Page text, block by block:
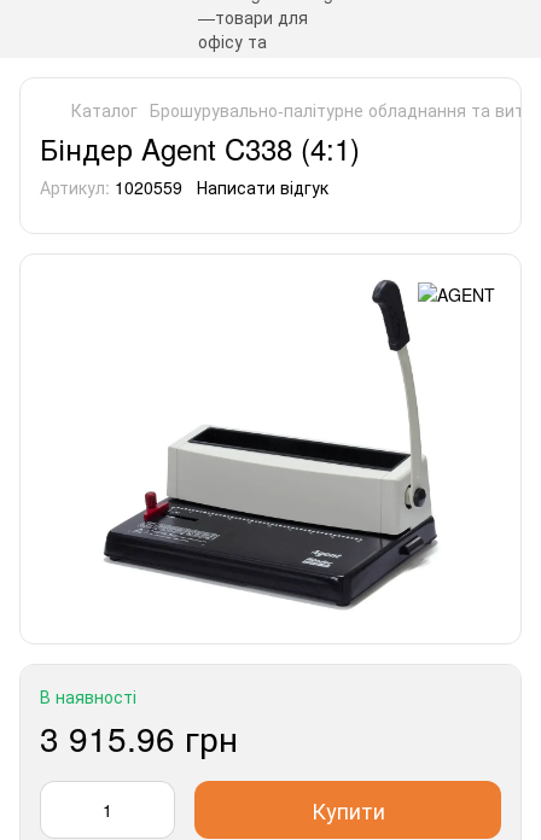
Каталог Брошурувально-палітурне обладнання та
Біндер Agent C338 (4:1)
Артикул: 1020559 Написати відгук
В наявності
3 915.96 грн
Купити